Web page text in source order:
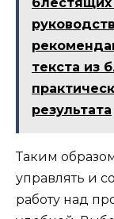
текста из
результата
Таким
управлять и
работу над